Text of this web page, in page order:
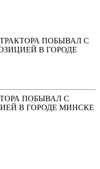
ПОБЫВАЛ С
В ГОРОДЕ
ПОБЫВАЛ С
В ГОРОДЕ МИНСКЕ